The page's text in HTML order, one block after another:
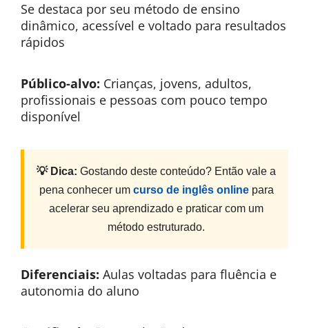
Se destaca por seu método de ensino
dinâmico, acessível e voltado para resultados
rápidos
Público-alvo: Crianças, jovens, adultos,
profissionais e pessoas com pouco tempo
disponível
💡 Dica: Gostando deste conteúdo? Então vale a
pena conhecer um curso de inglês onlinepara
acelerar seu aprendizado e praticar com um
método estruturado.
Diferenciais: Aulas voltadas para fluência e
autonomia do aluno